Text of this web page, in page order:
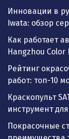
Инновации в
Iwata: обзор
Как работает
Hangzhou Color
Рейтинг
работ: топ-10
Краскопульт
инструмент
Покрасочные